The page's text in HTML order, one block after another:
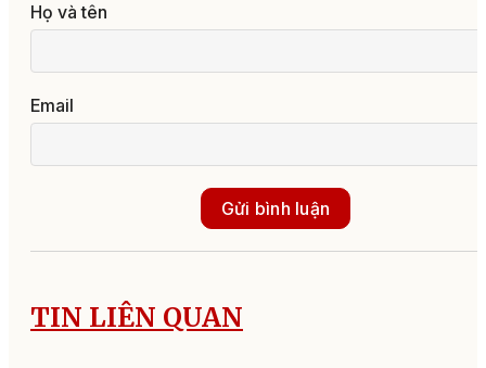
Họ và tên
Email
Gửi bình luận
TIN LIÊN QUAN